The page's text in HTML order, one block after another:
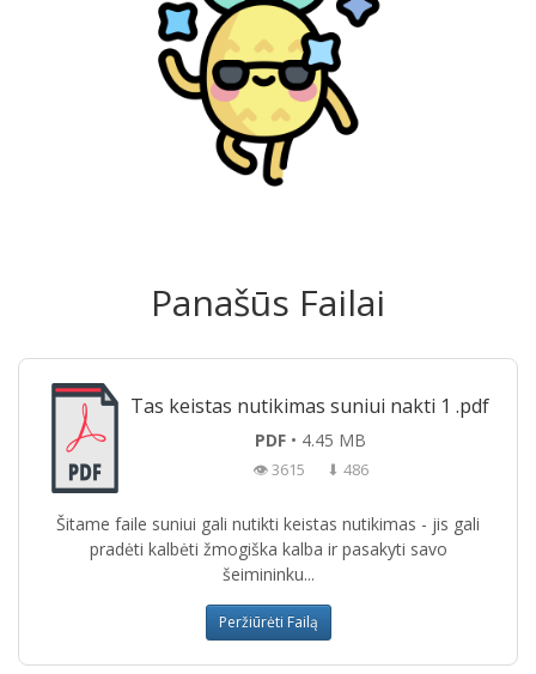
Panašūs Failai
Tas keistas nutikimas suniui nakti 1 .pdf
PDF• 4.45 MB
👁 3615 ⬇ 486
Šitame faile suniui gali nutikti keistas nutikimas - jis gali
pradėti kalbėti žmogiška kalba ir pasakyti savo
šeimininku...
Peržiūrėti Failą